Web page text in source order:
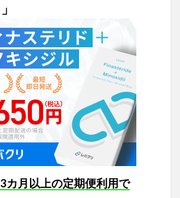
カ月以上の定期便利用で